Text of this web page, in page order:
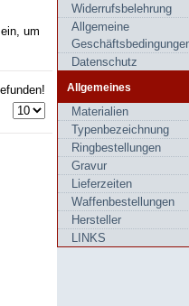
um
Widerrufsbelehrung
Allgemeine
Datenschutz
Allgemeines
Materialien
Typenbezeichnung
Ringbestellungen
Gravur
Lieferzeiten
Waffenbestellungen
Hersteller
LINKS